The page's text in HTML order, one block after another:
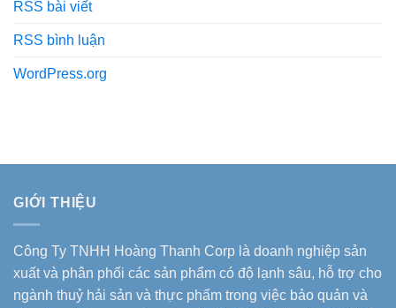
RSS bài viết
RSS bình luận
WordPress.org
GIỚI THIỆU
Công Ty TNHH Hoàng Thanh Corp là doanh nghiệp sản
xuất và phân phối các sản phẩm có độ lạnh sâu, hỗ trợ cho
ngành thuỷ hải sản và thực phẩm trong việc bảo quản và